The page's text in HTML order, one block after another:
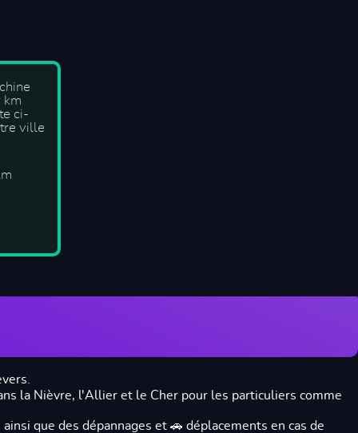
km
ci-
ville
la Nièvre, l'Allier et le Cher pour les particuliers comme
que des dépannages et 🚗 déplacements en cas de